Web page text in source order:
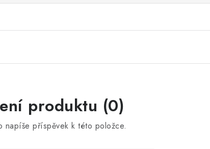
produktu (0)
napíše příspěvek k této položce.